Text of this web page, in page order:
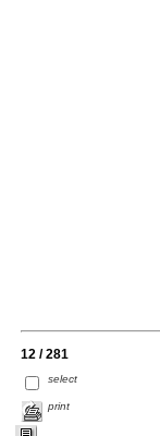
12 / 281
select
print